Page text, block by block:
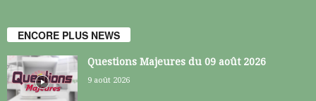
ENCORE PLUS NEWS
Questions Majeures du 09 août 2026
9 août 2026